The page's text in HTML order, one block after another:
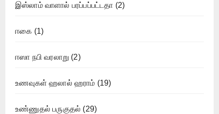
இஸ்லாம் வாளால் பரப்பப்பட்டதா (2)
ஈகை (1)
ஈஸா நபி வரலாறு (2)
உணவுகள் ஹலால் ஹராம் (19)
உண்ணுதல் பருகுதல் (29)